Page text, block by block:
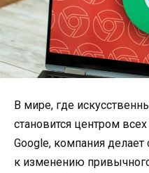
В мире, где
становится центром
Google, компания
к изменению